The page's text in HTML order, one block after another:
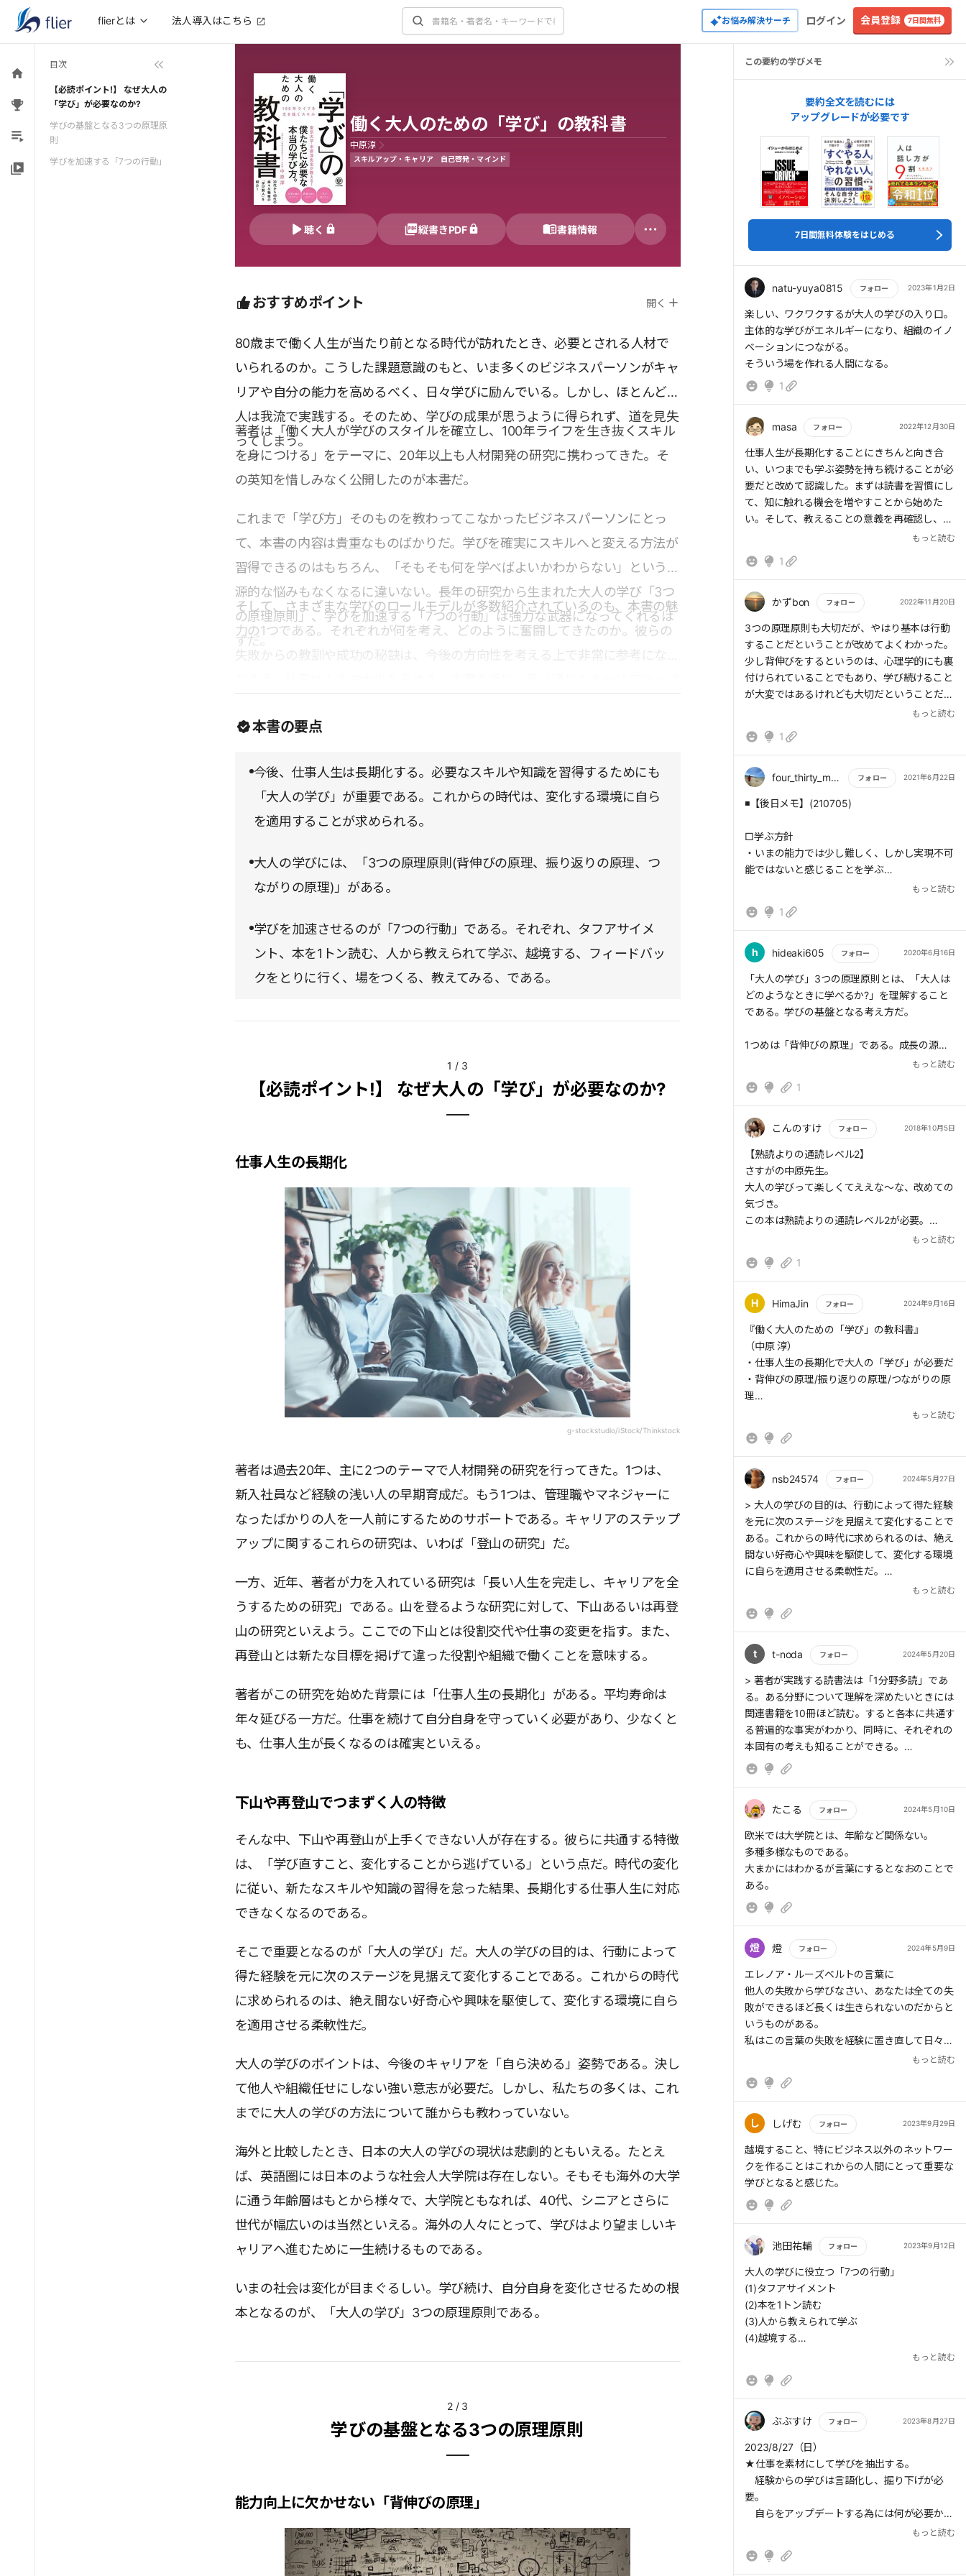
flierとは 法人導入はこちら お悩み解決サーチ ログイン 会員登録 7日間無料
目次
【必読ポイント!】 なぜ大人の
「学び」が必要なのか?
学びの基盤となる3つの原理原
則
学びを加速する「7つの行動」
働く大人のための「学び」の教科書
中原淳
スキルアップ・キャリア 自己啓発・マインド
聴く 縦書きPDF 書籍情報
おすすめポイント 開く
80歳まで働く人生が当たり前となる時代が訪れたとき、必要とされる人材で
いられるのか。こうした課題意識のもと、いま多くのビジネスパーソンがキャ
リアや自分の能力を高めるべく、日々学びに励んでいる。しかし、ほとんどの
人は我流で実践する。そのため、学びの成果が思うように得られず、道を見失
ってしまう。
著者は「働く大人が学びのスタイルを確立し、100年ライフを生き抜くスキル
を身につける」をテーマに、20年以上も人材開発の研究に携わってきた。そ
の英知を惜しみなく公開したのが本書だ。
これまで「学び方」そのものを教わってこなかったビジネスパーソンにとっ
て、本書の内容は貴重なものばかりだ。学びを確実にスキルへと変える方法が
習得できるのはもちろん、「そもそも何を学べばよいかわからない」という根
源的な悩みもなくなるに違いない。長年の研究から生まれた大人の学び「3つ
の原理原則」、学びを加速する「7つの行動」は強力な武器になってくれるは
ずだ。
そして、さまざまな学びのロールモデルが多数紹介されているのも、本書の魅
力の1つである。それぞれが何を考え、どのように奮闘してきたのか。彼らの
失敗からの教訓や成功の秘訣は、今後の方向性を考える上で非常に参考になる
本書の要点
今後、仕事人生は長期化する。必要なスキルや知識を習得するためにも
「大人の学び」が重要である。これからの時代は、変化する環境に自ら
を適用することが求められる。
大人の学びには、「3つの原理原則(背伸びの原理、振り返りの原理、つ
ながりの原理)」がある。
学びを加速させるのが「7つの行動」である。それぞれ、タフアサイメ
ント、本を1トン読む、人から教えられて学ぶ、越境する、フィードバッ
クをとりに行く、場をつくる、教えてみる、である。
1 / 3
【必読ポイント!】 なぜ大人の「学び」が必要なのか?
仕事人生の長期化
g-stockstudio/iStock/Thinkstock
著者は過去20年、主に2つのテーマで人材開発の研究を行ってきた。1つは、
新入社員など経験の浅い人の早期育成だ。もう1つは、管理職やマネジャーに
なったばかりの人を一人前にするためのサポートである。キャリアのステップ
アップに関するこれらの研究は、いわば「登山の研究」だ。
一方、近年、著者が力を入れている研究は「長い人生を完走し、キャリアを全
うするための研究」である。山を登るような研究に対して、下山あるいは再登
山の研究といえよう。ここでの下山とは役割交代や仕事の変更を指す。また、
再登山とは新たな目標を掲げて違った役割や組織で働くことを意味する。
著者がこの研究を始めた背景には「仕事人生の長期化」がある。平均寿命は
年々延びる一方だ。仕事を続けて自分自身を守っていく必要があり、少なくと
も、仕事人生が長くなるのは確実といえる。
下山や再登山でつまずく人の特徴
そんな中、下山や再登山が上手くできない人が存在する。彼らに共通する特徴
は、「学び直すこと、変化することから逃げている」という点だ。時代の変化
に従い、新たなスキルや知識の習得を怠った結果、長期化する仕事人生に対応
できなくなるのである。
そこで重要となるのが「大人の学び」だ。大人の学びの目的は、行動によって
得た経験を元に次のステージを見据えて変化することである。これからの時代
に求められるのは、絶え間ない好奇心や興味を駆使して、変化する環境に自ら
を適用させる柔軟性だ。
大人の学びのポイントは、今後のキャリアを「自ら決める」姿勢である。決し
て他人や組織任せにしない強い意志が必要だ。しかし、私たちの多くは、これ
までに大人の学びの方法について誰からも教わっていない。
海外と比較したとき、日本の大人の学びの現状は悲劇的ともいえる。たとえ
ば、英語圏には日本のような社会人大学院は存在しない。そもそも海外の大学
に通う年齢層はもとから様々で、大学院ともなれば、40代、シニアとさらに
世代が幅広いのは当然といえる。海外の人々にとって、学びはより望ましいキ
ャリアへ進むために一生続けるものである。
いまの社会は変化が目まぐるしい。学び続け、自分自身を変化させるための根
本となるのが、「大人の学び」3つの原理原則である。
2/ 3
学びの基盤となる3つの原理原則
能力向上に欠かせない「背伸びの原理」
この要約の学びメモ
要約全文を読むには
アップグレードが必要です
7日間無料体験をはじめる
natu-yuya0815 フォロー 2023年1月2日
もっと読む
楽しい、ワクワクするが大人の学びの入り口。
主体的な学びがエネルギーになり、組織のイノ
ベーションにつながる。
そういう場を作れる人間になる。
1
masa フォロー 2022年12月30日
もっと読む
仕事人生が長期化することにきちんと向き合
い、いつまでも学ぶ姿勢を持ち続けることが必
要だと改めて認識した。まずは読書を習慣にし
て、知に触れる機会を増やすことから始めた
い。そして、教えることの意義を再確認し、教
えることへのハードルを下げて、学ぶために教
もっと読む
1
かずbon フォロー 2022年11月20日
もっと読む
3つの原理原則も大切だが、やはり基本は行動
することだということが改めてよくわかった。
少し背伸びをするというのは、心理学的にも裏
付けられていることでもあり、学び続けること
が大変ではあるけれども大切だということだ。
具体的な行動のための手立てとして、後半に7
いうたとえの面白さももちろん、読書から得ら
うと思う。また、「教える」ということについ
分が「学び手」でい続けられることである。」
うことを改めて痛感している。
もっと読む
1
four_thirty_man フォロー 2021年6月22日
もっと読む
◾️【後日メモ】(210705)
□学ぶ方針
・いまの能力では少し難しく、しかし実現不可
能ではないと感じることを学ぶ
・経験から学ぶ時、行動を振り返り、意味付け
(210622)
□なぜ大人の学びが必要なのか？
→絶え間ない好奇心や興味を駆使して、変化す
る環境に自らを適用させるため。
□3つの原理原則とは？
・背伸びの原理★
能ではないと感じることに向けた背伸び
→コンフォートゾーン(快適空間)とパニックゾ
ーン(緊張空間)の間にあるストレッチゾーン(成
長空間)に身を置くことが求められる
※まずは「楽しみを感じることへのチャレン
ジ」「感謝されることへのチャレンジ」を意識
味付けし、これからどうするのかを言語化する
必要がある
→振り返りに有効な問いは、What?(過去に何
が起きたか)、So what?(どのような意味があっ
たか。良い点、悪い点)、Now what?(これから
どうするか)の3つ
・つながりの原理
→他者とつながり、助言や励まし、サポートを
□7つの行動
(1)タフアサイメント、(2)本を1トン読む、(3)
人から教えられて学ぶ、(4)越境する、(5)フィ
ードバックをとりに行く、(6)場をつくる、(7)
教えてみる
※タフ＝自分の能力ギリギリ、かつ、会社に貢
もっと読む
1
h hideaki605 フォロー 2020年6月16日
もっと読む
「大人の学び」3つの原理原則とは、「大人は
どのようなときに学べるか?」を理解すること
である。学びの基盤となる考え方だ。
1つめは「背伸びの原理」である。成長の源泉
は、いまの能力では少し難しく、しかし実現不
る。ルーティンワークやタスクなど、余裕で対
難しすぎてもいけない。自分自身を常にモニタ
ニックゾーン(緊張空間)の間にあるストレッチ
ゾーン(成長空間)に身を置くことが求められ
る。
では、背伸びをするためには、何から始めれば
よいのだろうか。まずは「楽しみを感じること
へのチャレンジ」「感謝されることへのチャレ
せるためにも、楽しみを感じるか、興味や好奇
心を持てるかどうかが大事になる。
また、チャレンジの方向性が定まらないとき
は、自分自身といったん距離を置き、視点を変
えて人から感謝されることをめざすとよい。実
際に他者から感謝や承認を得られれば、モチベ
そして何よりも重要なのは「やってみる」こと
である。行動するからこそ違和感やズレに気づ
き、最終的に「背伸び」の適切な方向がわかる
のである。
経験を学びに変える「振り返りの原理」
2つめは「振り返りの原理」である。振り返り
は、人が経験から学ぶために欠かせない。経験
から学ぶには、行動を振り返り、意味付けし、
これからどうするのかを言語化できなければな
らない。
起きたか)、So what?(どのような意味があった
か。良い点、悪い点)、Now what?(これからど
うするか)の3つである。
たとえば、プレゼンテーションのリハーサルを
していたところ、「提案内容に論理性が欠け
る」という理由で上司から注意を受けたとしよ
う。その際に、この3つの問いに沿ってしっか
り振り返りをすれば、より深い根本原因にまで
たどり着ける。
今回の例では、What? は「プレゼンテーショ
ンが論理的に組み立てられなかったこと」、
So what? は「プレゼン資料の中に初めて見る
データがあったこと。その理由は、業務の忙し
さから他人の資料をコピーしたから」だと考え
what? で「今後は自前で資料を作る十分な準備
期間を前もって設ける。もし他人の資料を使う
場合でも事前にしっかり内容を理解する」など
と、具体的な対策が立てられる。こうした振り
返りで、今後の対策にまで思考を巡らすことが
できる。
である。この原理では他人とのつながりを重視
する。もちろん、学びは自分で行うものであ
る。しかし、すべて一人だけで行うのは難し
い。また、人は一人で変われるほど強くない。
他者とつながり、助言や励まし、サポートを得
ることは非常に重要だ。
たとえば、著者が工夫しているのは、常に2種
人は「いまのままで大丈夫?このままでいい
の?」と、ときには厳しく客観的な意見やコメ
ントをくれる人である。もう一人は「そのまま
で大丈夫だよ」と励ましや承認を与えてくれる
人だ。このような関係を大切にし、「正しい方
向」で仕事が続けられるように心がけていると
いう。
りの原理」。自分が成長していないと感じると
きには、この3つの原理にそって自分を見つめ
直すようにしたい。
著者は、大人の学びに役立つ「7つの行動」を
提示する。(1)タフアサイメント、(2)本を1トン
読む、(3)人から教えられて学ぶ、(4)越境す
る、(5)フィードバックをとりに行く、(6)場を
つくる、(7)教えてみる、である。この中から
自分の環境と照らし合わせ、必要と感じる行動
を実践するとよい。要約では、7つのうちの4
もっと読む
1
こんのすけ フォロー 2018年10月5日
もっと読む
【熟読よりの通読レベル2】
さすがの中原先生。
大人の学びって楽しくてええな～な、改めての
気づき。
この本は熟読よりの通読レベル2が必要。
問いとフィードバックが 人を育てる。
豊かになると、淡い期待をこめて。
もっと読む
1
H HimaJin フォロー 2024年9月16日
もっと読む
『働く大人のための「学び」の教科書』
（中原 淳）
・仕事人生の長期化で大人の「学び」が必要だ
・背伸びの原理/振り返りの原理/つながりの原
理
か？
もっと読む
nsb24574 フォロー 2024年5月27日
もっと読む
> 大人の学びの目的は、行動によって得た経験
を元に次のステージを見据えて変化することで
ある。これからの時代に求められるのは、絶え
間ない好奇心や興味を駆使して、変化する環境
に自らを適用させる柔軟性だ。
泉は、いまの能力では少し難しく、しかし実現
ある。
> そして何よりも重要なのは「やってみる」こ
とである。行動するからこそ違和感やズレに気
づき、最終的に「背伸び」の適切な方向がわか
るのである。
> 振り返りは、人が経験から学ぶために欠かせ
ない。経験から学ぶには、行動を振り返り、意
味付けし、これからどうするのかを言語化でき
> 振り返りに有効な問いは、What?(過去に何
が起きたか)、So what?(どのような意味があっ
たか。良い点、悪い点)、Now what?(これから
どうするか)の3つである。
> 常に2種類の人とのつながりを継続すること
である。一人は「いまのままで大丈夫?このま
までいいの?」と、ときには厳しく客観的な意
見やコメントをくれる人である。もう一人は
「そのままで大丈夫だよ」と励ましや承認を与
えてくれる人だ。このような関係を大切にし、
「正しい方向」で仕事が続けられるように心が
> 著者が実践する読書法は「1分野多読」であ
る。ある分野について理解を深めたいときには
関連書籍を10冊ほど読む。すると各本に共通す
る普遍的な事実がわかり、同時に、それぞれの
> 大切なのは、教えることを通じて、常に自分
が「学び手」でい続けられることである。教え
るためにはそれなりの知識が必要となり、知識
のアップデートも欠かせない。自ら「学ばざる
を得ない状況」を生み出すことこそ、価値があ
るのだ。
もっと読む
t t-noda フォロー 2024年5月20日
もっと読む
> 著者が実践する読書法は「1分野多読」であ
る。ある分野について理解を深めたいときには
関連書籍を10冊ほど読む。すると各本に共通す
る普遍的な事実がわかり、同時に、それぞれの
本固有の考えも知ることができる。
たこる フォロー 2024年5月10日
もっと読む
欧米では大学院とは、年齢など関係ない。
多種多様なものである。
大まかにはわかるが言葉にするとなおのことで
燈 燈 フォロー 2024年5月9日
もっと読む
エレノア・ルーズベルトの言葉に
他人の失敗から学びなさい、あなたは全ての失
敗ができるほど長くは生きられないのだからと
いうものがある。
私はこの言葉の失敗を経験に置き直して日々意
ある。
可能なのでほぼ無限の可能性を持っていると思
今回1分野多読という方法も知ったので今後は
それも意識して行っていきたい。
会社に依存し、自分でキャリアを決めない者
は、時代の変化に対応できなくなる。
他にも、学ぶのを辞めた時点から老い始めると
も聞いたことがあるので、
常に新しいものを学ぶ気持ちでいたいと改めて
考えた。
もっと読む
し しげむ フォロー 2023年9月29日
もっと読む
越境すること、特にビジネス以外のネットワー
クを作ることはこれからの人間にとって重要な
学びとなると感じた。
池田祐輔 フォロー 2023年9月12日
もっと読む
大人の学びに役立つ「7つの行動」
(1)タフアサイメント
(2)本を1トン読む
(3)人から教えられて学ぶ
(4)越境する
(7)教えてみる
もっと読む
ぶぶすけ フォロー 2023年8月27日
もっと読む
2023/8/27（日）
★仕事を素材にして学びを抽出する。
経験からの学びは言語化し、掘り下げが必
要。
自らをアップデートする為には何が必要かを
楽な方向に流れないよう、好奇心と向上心を
もっと読む